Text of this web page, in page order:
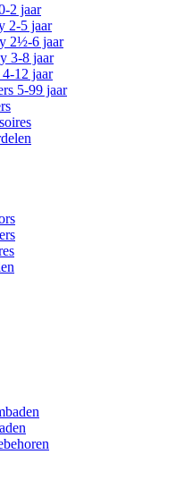
2 jaar
2-5 jaar
2½-6 jaar
3-8 jaar
12 jaar
5-99 jaar